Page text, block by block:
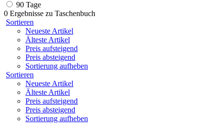
90 Tage
0 Ergebnisse zu Taschenbuch
Sortieren
Neueste Artikel
Älteste Artikel
Preis aufsteigend
Preis absteigend
Sortierung aufheben
Sortieren
Neueste Artikel
Älteste Artikel
Preis aufsteigend
Preis absteigend
Sortierung aufheben